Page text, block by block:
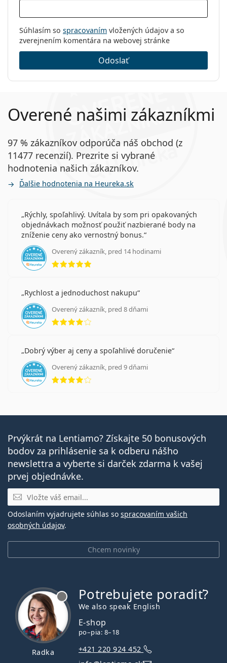
Súhlasím so spracovaním vložených údajov a so
zverejnením komentára na webovej stránke
Odoslať
Overené našimi zákazníkmi
97 % zákazníkov odporúča náš obchod (z
11477 recenzií). Prezrite si vybrané
hodnotenia našich zákazníkov.
Ďalšie hodnotenia na Heureka.sk
Rýchly, spoľahlivý. Uvítala by som pri opakovaných
objednávkach možnosť použiť nazbierané body na
zníženie ceny ako vernostný bonus.
Overený zákazník, pred 14 hodinami
hodnotenie 5 z 5
Rychlost a jednoduchost nakupu
Overený zákazník, pred 8 dňami
hodnotenie 4 z 5
Dobrý výber aj ceny a spoľahlivé doručenie
Overený zákazník, pred 9 dňami
hodnotenie 4 z 5
Prvýkrát na Lentiamo? Získajte 50 bonusových
bodov za prihlásenie sa k odberu nášho
newslettra a vyberte si darček zdarma k vašej
prvej objednávke.
E-mail
Chcem novinky
Odoslaním vyjadrujete súhlas so spracovaním vašich
osobných údajov.
Radka
Potrebujete poradiť?
We also speak English
E-shop
po–pia: 8–18
+421 220 924 452